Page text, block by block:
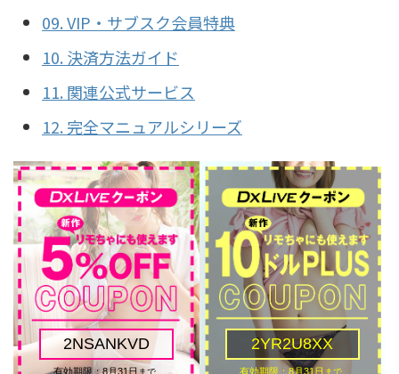
09. VIP・サブスク会員特典
10. 決済方法ガイド
11. 関連公式サービス
12. 完全マニュアルシリーズ